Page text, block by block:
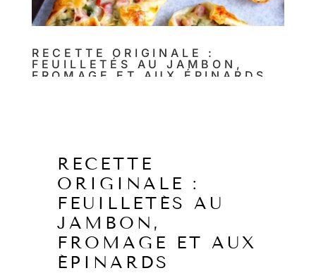
RECETTE ORIGINALE :
FEUILLETÉS AU JAMBON,
FROMAGE ET AUX ÉPINARDS
RECETTE
ORIGINALE :
FEUILLETÉS AU
JAMBON,
FROMAGE ET AUX
ÉPINARDS